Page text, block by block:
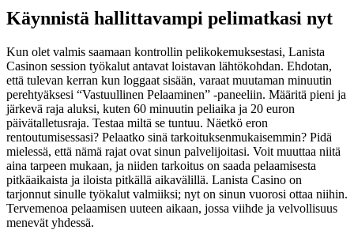
Käynnistä hallittavampi pelimatkasi nyt
Kun olet valmis saamaan kontrollin pelikokemuksestasi, Lanista
Casinon session työkalut antavat loistavan lähtökohdan. Ehdotan,
että tulevan kerran kun loggaat sisään, varaat muutaman minuutin
perehtyäksesi “Vastuullinen Pelaaminen” -paneeliin. Määritä pieni ja
järkevä raja aluksi, kuten 60 minuutin peliaika ja 20 euron
päivätalletusraja. Testaa miltä se tuntuu. Näetkö eron
rentoutumisessasi? Pelaatko sinä tarkoituksenmukaisemmin? Pidä
mielessä, että nämä rajat ovat sinun palvelijoitasi. Voit muuttaa niitä
aina tarpeen mukaan, ja niiden tarkoitus on saada pelaamisesta
pitkäaikaista ja iloista pitkällä aikavälillä. Lanista Casino on
tarjonnut sinulle työkalut valmiiksi; nyt on sinun vuorosi ottaa niihin.
Tervemenoa pelaamisen uuteen aikaan, jossa viihde ja velvollisuus
menevät yhdessä.